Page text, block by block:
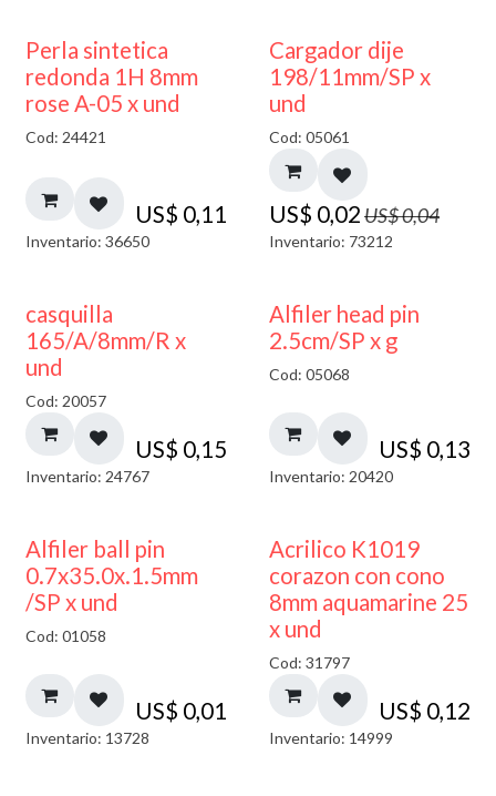
Perla sintetica
redonda 1H 8mm
rose A-05 x und
Cod: 24421
US$ 0,11
Inventario: 36650
50% DESCUENTO
Cargador dije
198/11mm/SP x
und
Cod: 05061
US$ 0,02US$0,04
Inventario: 73212
casquilla
165/A/8mm/R x
und
Cod: 20057
US$ 0,15
Inventario: 24767
Alfiler head pin
2.5cm/SP x g
Cod: 05068
US$ 0,13
Inventario: 20420
Alfiler ball pin
0.7x35.0x.1.5mm
/SP x und
Cod: 01058
US$ 0,01
Inventario: 13728
Acrilico K1019
corazon con cono
8mm aquamarine 25
x und
Cod: 31797
US$ 0,12
Inventario: 14999